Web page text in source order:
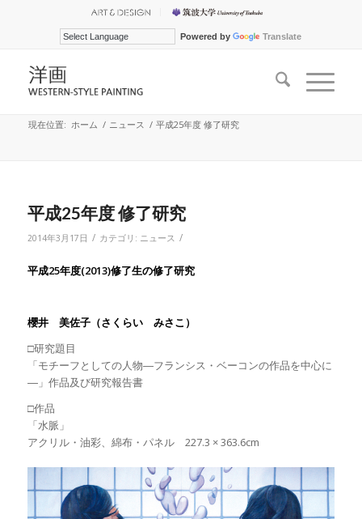
Powered by Translate
現在位置: ホーム / ニュース / 平成25年度 修了研究
平成25年度 修了研究
2014年3月17日 / カテゴリ: ニュース /
平成25年度(2013)修了生の修了研究
櫻井 美佐子（さくらい みさこ）
□研究題目
「モチーフとしての人物―フランシス・ベーコンの作品を中心に
―」作品及び研究報告書
□作品
「水脈」
アクリル・油彩、綿布・パネル 227.3 × 363.6cm